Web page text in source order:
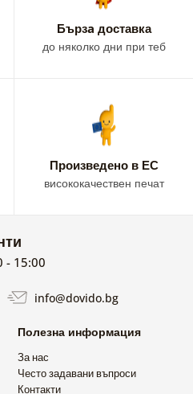
Бързa доставка
до няколко дни при теб
Произведено в ЕС
висококачествен печат
- 15:00
info@dovido.bg
Полезна информация
За нас
Често задавани въпроси
Контакти